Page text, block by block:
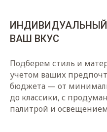
ВАШ ВКУС
Подберем стиль и
учетом ваших
бюджета — от
до классики, с
палитрой и